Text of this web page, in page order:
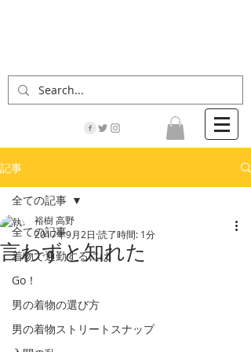
記事
全ての記事
着物で通勤するには
Go！
男の着物の選び方
男の着物ストリートスナップ
全ての記事
言わずと知れた
裕樹 高野
2017年9月2日 読了時間: 1分